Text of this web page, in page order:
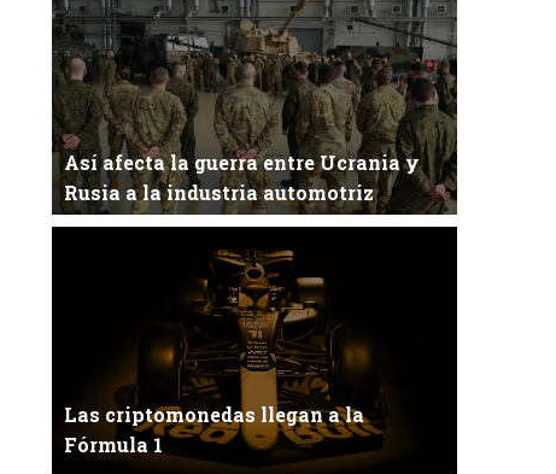
Más de 4.000 vehículos pertenecientes a las
marcas Lamborghini y Porsche (entre otras) han...
Así afecta la guerra entre Ucrania y
Rusia a la industria automotriz
La industria automotriz peligra en Europa. La
inevitable guerra ha estallado entre estos d...
Las criptomonedas llegan a la
Fórmula 1